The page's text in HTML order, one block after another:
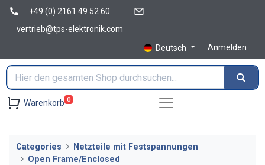
+49 (0) 2161 49 52 60
vertrieb@tps-elektronik.com
Deutsch
Anmelden
Warenkorb 0
Categories
Netzteile mit Festspannungen
Open Frame/Enclosed